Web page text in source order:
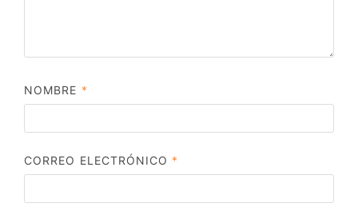
NOMBRE *
CORREO ELECTRÓNICO *